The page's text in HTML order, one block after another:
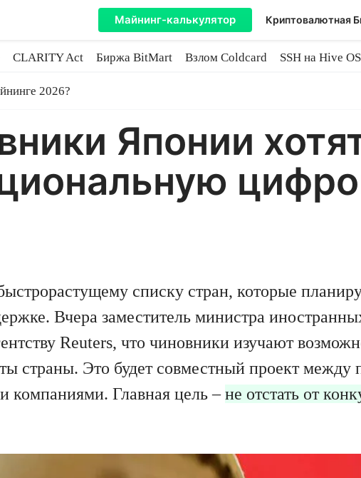
Майнинг-калькулятор Криптовалютная
CLARITY Act Биржа BitMart Взлом Coldcard SSH на Hive OS
2026?
Японии
списку стран, которые
Вчера заместитель министра
Reuters, что чиновники изучают
страны. Это будет совместный проект между
компаниями. Главная цель –не отстать от